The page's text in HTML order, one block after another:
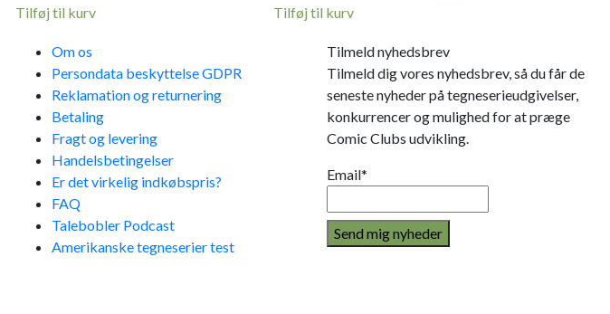
Tilføj til kurv
Tilføj til kurv
Om os
Persondata beskyttelse GDPR
Reklamation og returnering
Betaling
Fragt og levering
Handelsbetingelser
Er det virkelig indkøbspris?
FAQ
Talebobler Podcast
Amerikanske tegneserier test
Tilmeld nyhedsbrev
Tilmeld dig vores nyhedsbrev, så du får de
seneste nyheder på tegneserieudgivelser,
konkurrencer og mulighed for at præge
Comic Clubs udvikling.
Email*